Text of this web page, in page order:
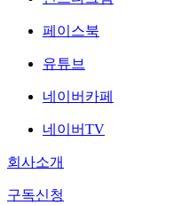
페이스북
유튜브
네이버카페
네이버TV
회사소개
구독신청